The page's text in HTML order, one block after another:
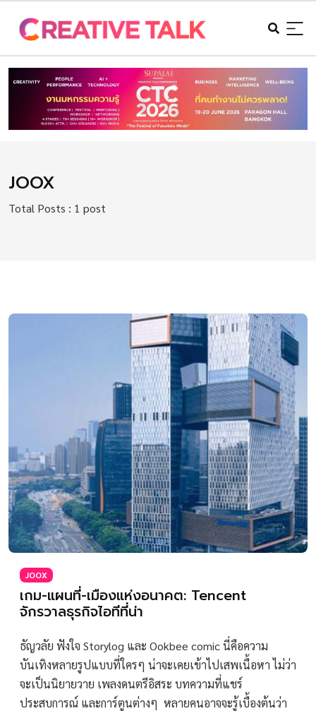
JOOX
Total Posts : 1 post
JOOX
เกม-แผนที่-เมืองแห่งอนาคต: Tencent
จักรวาลธุรกิจไอทีที่น่า
ธัญวลัย ฟังใจ Storylog และ Ookbee comic นี่คือความ
บันเทิงหลายรูปแบบที่ใครๆ น่าจะเคยเข้าไปเสพเนื้อหา ไม่ว่า
จะเป็นนิยายวาย เพลงดนตรีอิสระ บทความที่แชร์
ประสบการณ์ และการ์ตูนต่างๆ หลายคนอาจจะรู้เบื้องต้นว่า